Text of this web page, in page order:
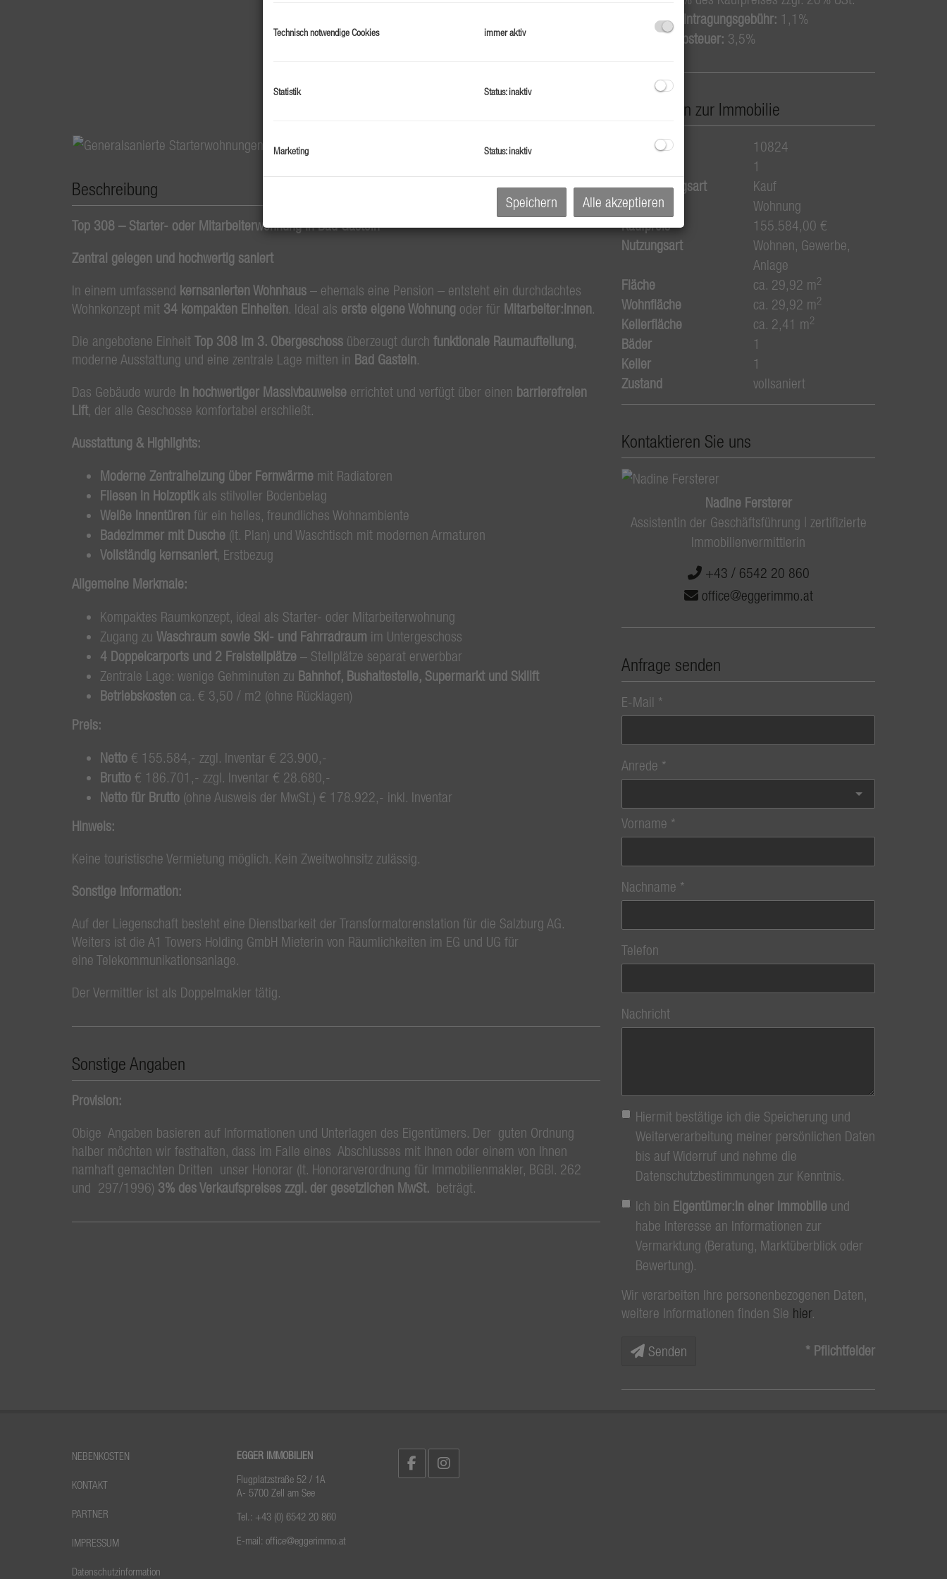
Beschreibung
Top 308 – Starter- oder Mitarbeiterwohnung in Bad Gastein
Zentral gelegen und hochwertig saniert
In einem umfassend kernsanierten Wohnhaus – ehemals eine Pension – entsteht ein durchdachtes
Wohnkonzept mit 34 kompakten Einheiten. Ideal als erste eigene Wohnung oder für Mitarbeiter:innen.
Die angebotene Einheit Top 308 im 3. Obergeschoss überzeugt durch funktionale Raumaufteilung,
moderne Ausstattung und eine zentrale Lage mitten in Bad Gastein.
Das Gebäude wurde in hochwertiger Massivbauweise errichtet und verfügt über einen barrierefreien
Lift, der alle Geschosse komfortabel erschließt.
Ausstattung & Highlights:
Moderne Zentralheizung über Fernwärme mit Radiatoren
Fliesen in Holzoptikals stilvoller Bodenbelag
Weiße Innentüren für ein helles, freundliches Wohnambiente
Badezimmer mit Dusche (lt. Plan) und Waschtisch mit modernen Armaturen
Vollständig kernsaniert, Erstbezug
Allgemeine Merkmale:
Kompaktes Raumkonzept, ideal als Starter- oder Mitarbeiterwohnung
Zugang zu Waschraum sowie Ski- und Fahrradraum im Untergeschoss
4 Doppelcarports und 2 Freistellplätze – Stellplätze separat erwerbbar
Zentrale Lage: wenige Gehminuten zu Bahnhof, Bushaltestelle, Supermarkt und Skilift
Betriebskosten ca. € 3,50 / m2 (ohne Rücklagen)
Preis:
Netto € 155.584,- zzgl. Inventar € 23.900,-
Brutto € 186.701,- zzgl. Inventar € 28.680,-
Netto für Brutto (ohne Ausweis der MwSt.) € 178.922,- inkl. Inventar
Hinweis:
Keine touristische Vermietung möglich. Kein Zweitwohnsitz zulässig.
Sonstige Information:
Auf der Liegenschaft besteht eine Dienstbarkeit der Transformatorenstation für die Salzburg AG.
Weiters ist die A1 Towers Holding GmbH Mieterin von Räumlichkeiten im EG und UG für
eine Telekommunikationsanlage.
Der Vermittler ist als Doppelmakler tätig.
Sonstige Angaben
Provision:
Obige Angaben basieren auf Informationen und Unterlagen des Eigentümers. Der guten Ordnung
halber möchten wir festhalten, dass im Falle eines Abschlusses mit Ihnen oder einem von Ihnen
namhaft gemachten Dritten unser Honorar (lt. Honorarverordnung für Immobilienmakler, BGBl. 262
und 297/1996) 3% des Verkaufspreises zzgl. der gesetzlichen MwSt. beträgt.
Grundbucheintragungsgebühr: 1,1%
Grunderwerbsteuer: 3,5%
Basisdaten zur Immobilie
Objektnr.
10824
1
Vermarktungsart
Kauf
Objektart
Wohnung
Kaufpreis
155.584,00 €
Nutzungsart
Wohnen Gewerbe
Anlage
Fläche
ca. 29,92 m2
Wohnfläche ca. 29,92 m2
Kellerfläche ca. 2,41 m2
Bäder
1
Keller
1
Zustand
vollsaniert
Kontaktieren Sie uns
Nadine Fersterer
Assistentin der Geschäftsführung | zertifizierte
Immobilienvermittlerin
+43 / 6542 20 860
office@eggerimmo.at
Anfrage senden
E-Mail
Anrede
Vorname
Nachname
Telefon
Nachricht
Hiermit bestätige ich die Speicherung und
Weiterverarbeitung meiner persönlichen Daten
bis auf Widerruf und nehme die
Datenschutzbestimmungen zur Kenntnis.
Ich bin Eigentümer:in einer Immobilie und
habe Interesse an Informationen zur
Vermarktung (Beratung, Marktüberblick oder
Bewertung).
Wir verarbeiten Ihre personenbezogenen Daten,
weitere Informationen finden Sie hier.
Senden * Pflichtfelder
NEBENKOSTEN
KONTAKT
PARTNER
IMPRESSUM
Datenschutzinformation
EGGER IMMOBILIEN
Flugplatzstraße 52 / 1A
A- 5700 Zell am See
Tel.: +43 (0) 6542 20 860
E-mail: office@eggerimmo.at
Technisch notwendige Cookies immer aktiv
Statistik Status: inaktiv
Marketing Status: inaktiv
Speichern Alle akzeptieren